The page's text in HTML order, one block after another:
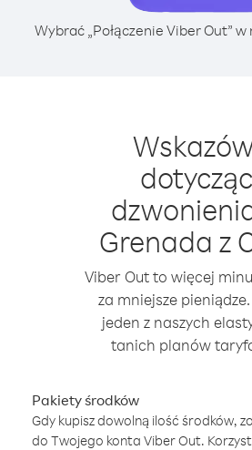
Wybrać „Połączenie Viber Out”
Grenada z
Viber Out to więcej
za mniejsze
jeden z naszych
tanich planów
Pakiety środków
Gdy kupisz dowolną ilość środków,
do Twojego konta Viber Out.